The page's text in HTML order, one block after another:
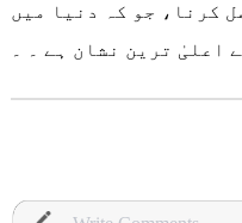
کرنا، جو کہ دنیا میں
اعلیٰ ترین نشان ہے ۔ ۔